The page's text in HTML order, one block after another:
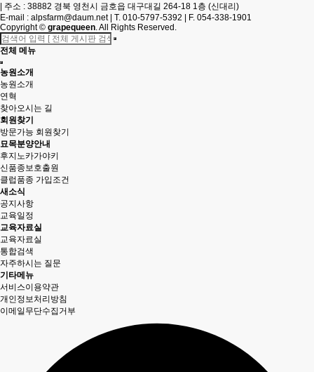
| 주소 : 38882 경북 영천시 금호읍 대구대길 264-18 1층 (신대리)
E-mail : alpsfarm@daum.net | T. 010-5797-5392 | F. 054-338-1901
Copyright© grapequeen. All Rights Reserved.
전체 메뉴
농원소개
농원소개
연혁
찾아오시는 길
회원찾기
방문가능 회원찾기
묘목분양안내
후지노카가야키
신품종보호출원
클럽품종 가입조건
새소식
공지사항
교육일정
교육자료실
교육자료실
통합검색
자주하시는 질문
기타메뉴
서비스이용약관
개인정보처리방침
이메일무단수집거부